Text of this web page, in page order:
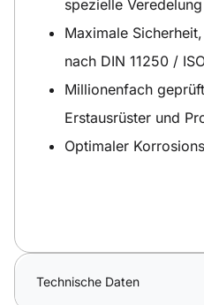
spezielle
Maximale
nach DIN 11250 /
Millionenfach
Erstausrüster und
Optimaler
Technische Daten